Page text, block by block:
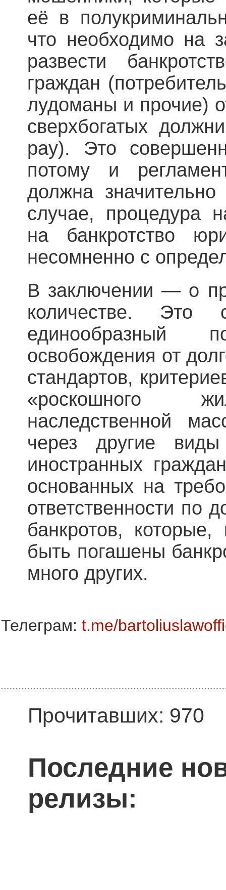
её в
что необходимо на
развести
граждан
лудоманы и прочие)
сверхбогатых
pay). Это
потому и
должна
случае, процедура
на банкротство
несомненно с
В заключении — о
количестве. Это
единообразный
освобождения от
стандартов,
«роскошного
наследственной
через другие виды
иностранных
основанных на
ответственности по
банкротов,
быть погашены
много других.
Телеграм: t.me/
Прочитавших: 970
Последние
релизы: